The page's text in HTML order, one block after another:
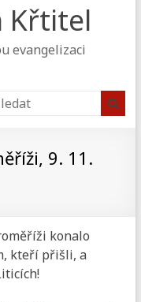
Křtitel
evangelizaci
9. 11.
konalo
kteří přišli, a